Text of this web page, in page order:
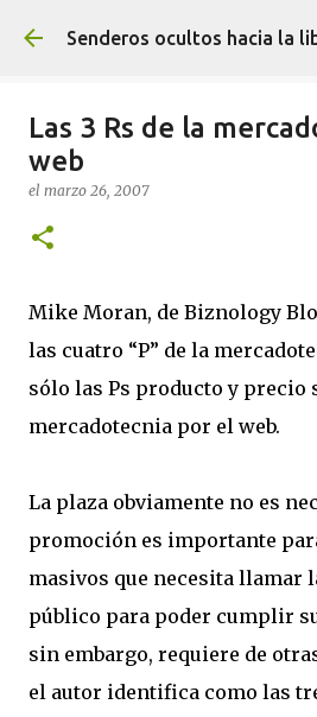
Ir al contenido
Senderos ocultos hacia la
Las 3 Rs de la
web
el marzo 26, 2007
Mike Moran, de Biznology
las cuatro “P” de la
sólo las Ps producto y precio
mercadotecnia por el web.
La plaza obviamente no es
promoción es importante
masivos que necesita llamar
público para poder cumplir
sin embargo, requiere de
el autor identifica como las